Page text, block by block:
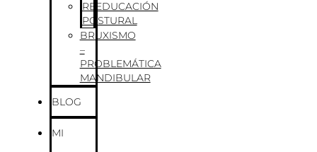
REEDUCACIÓN
POSTURAL
BRUXISMO
–
PROBLEMÁTICA
MANDIBULAR
BLOG
MI